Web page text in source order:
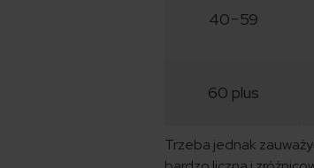
40−59
60 plus
Trzeba jednak